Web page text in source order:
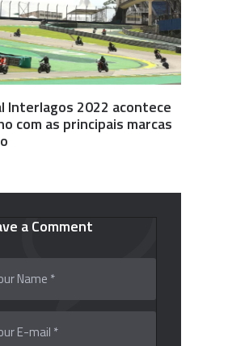
Interlagos 2022 acontece
com as principais marcas
a Comment